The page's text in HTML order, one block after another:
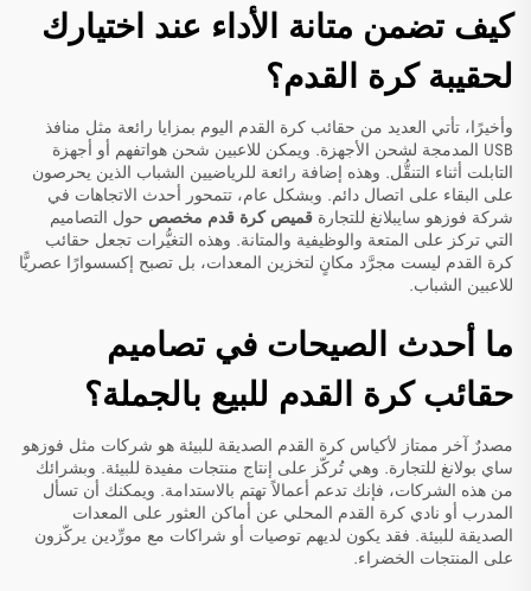
كيف تضمن متانة الأداء عند اختيارك
لحقيبة كرة القدم؟
وأخيرًا، تأتي العديد من حقائب كرة القدم اليوم بمزايا رائعة مثل منافذ
USB المدمجة لشحن الأجهزة. ويمكن للاعبين شحن هواتفهم أو أجهزة
التابلت أثناء التنقُّل. وهذه إضافة رائعة للرياضيين الشباب الذين يحرصون
على البقاء على اتصال دائم. وبشكل عام، تتمحور أحدث الاتجاهات في
شركة فوزهو سايبلانغ للتجارة قميص كرة قدم مخصص حول التصاميم
التي تركز على المتعة والوظيفية والمتانة. وهذه التغيُّرات تجعل حقائب
كرة القدم ليست مجرَّد مكانٍ لتخزين المعدات، بل تصبح إكسسوارًا عصريًّا
للاعبين الشباب.
ما أحدث الصيحات في تصاميم
حقائب كرة القدم للبيع بالجملة؟
مصدرٌ آخر ممتاز لأكياس كرة القدم الصديقة للبيئة هو شركات مثل فوزهو
ساي بولانغ للتجارة. وهي تُركّز على إنتاج منتجات مفيدة للبيئة. وبشرائك
من هذه الشركات، فإنك تدعم أعمالاً تهتم بالاستدامة. ويمكنك أن تسأل
المدرب أو نادي كرة القدم المحلي عن أماكن العثور على المعدات
الصديقة للبيئة. فقد يكون لديهم توصيات أو شراكات مع مورِّدين يركّزون
على المنتجات الخضراء.